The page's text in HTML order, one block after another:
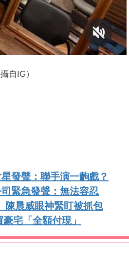
自IG）
發聲：聯手演一齣戲？
緊急發聲：無法容忍
晨威眼神緊盯被抓包
宅「全額付現」